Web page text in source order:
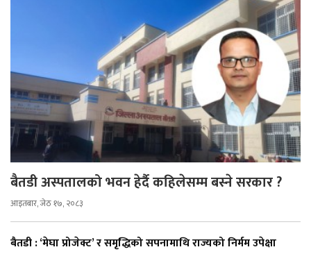
बैतडी अस्पतालको भवन हेर्दै कहिलेसम्म बस्ने सरकार ?
आइतबार, जेठ १७, २०८३
बैतडी : ‘मेघा प्रोजेक्ट’ र समृद्धिको सपनामाथि राज्यको निर्मम उपेक्षा